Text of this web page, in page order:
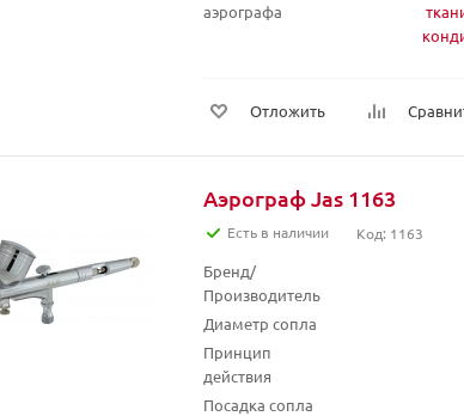
аэрографа
Отложить
Аэрограф Jas 1163
Есть в наличии Код: 1163
Бренд/
Производитель
Диаметр сопла
Принцип
действия
Посадка сопла